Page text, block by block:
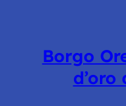
Borgo
d’oro